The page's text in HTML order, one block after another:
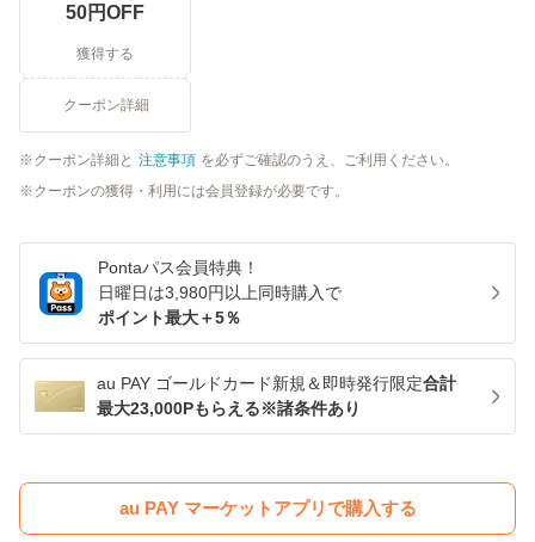
50円OFF
獲得する
クーポン詳細
クーポン詳細と 注意事項 を必ずご確認のうえ、ご利用ください。
クーポンの獲得・利用には会員登録が必要です。
Pontaパス会員特典！
日曜日は3,980円以上同時購入で
ポイント最大＋5％
au PAY ゴールドカード新規＆即時発行限定合計
最大23,000Pもらえる※諸条件あり
au PAY マーケットアプリで購入する